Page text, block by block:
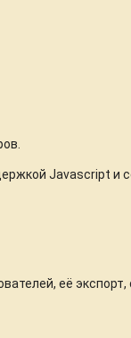
Javascrіpt и
её экспорт,